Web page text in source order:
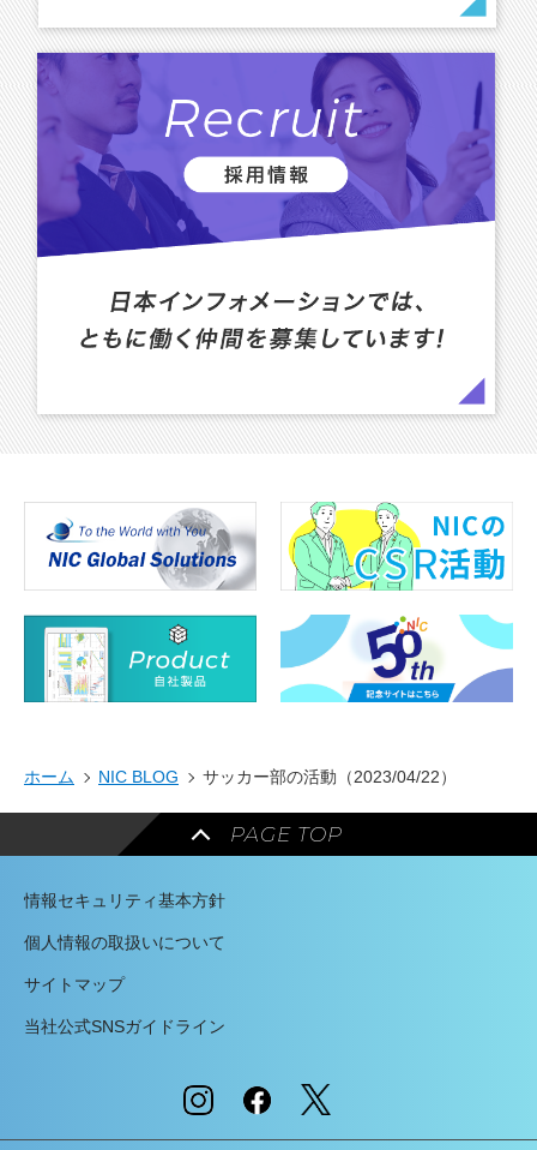
ホーム NIC BLOG サッカー部の活動（2023/04/22）
PAGE TOP
情報セキュリティ基本方針
個人情報の取扱いについて
サイトマップ
当社公式SNSガイドライン